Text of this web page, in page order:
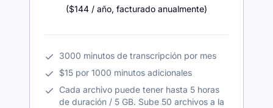
($144 / año, facturado anualmente)
3000 minutos de transcripción por mes
$15 por 1000 minutos adicionales
Cada archivo puede tener hasta 5 horas
de duración / 5 GB. Sube 50 archivos a la